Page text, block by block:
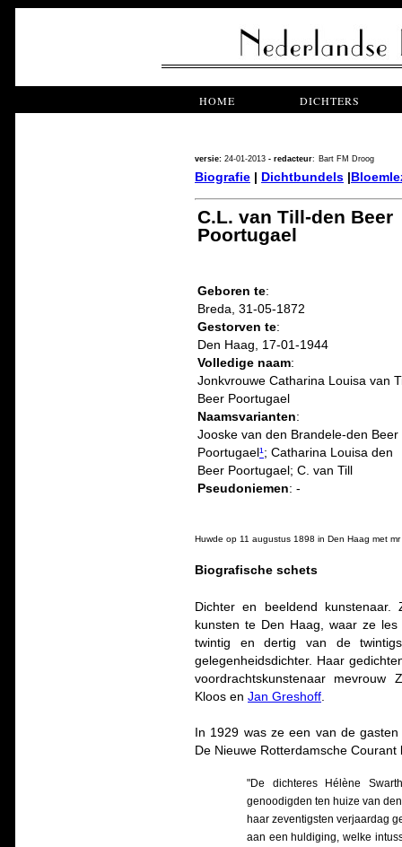
HOME DICHTERS
versie: 24-01-2013 - redacteur: Bart FM Droog
Biografie | Dichtbundels |
C.L. van Till-den Beer
Poortugael
Geboren te:
Breda, 31-05-1872
Gestorven te:
Den Haag, 17-01-1944
Volledige naam:
Jonkvrouwe Catharina Louisa van
Beer Poortugael
Naamsvarianten:
Jooske van den Brandele-den Beer
Poortugael¹; Catharina Louisa den
Beer Poortugael; C. van Till
Pseudoniemen: -
Huwde op 11 augustus 1898 in Den Haag met
Biografische schets
Dichter en beeldend kunstenaar.
kunsten te Den Haag, waar ze
twintig en dertig van de
gelegenheidsdichter. Haar
voordrachtskunstenaar mevrouw
Kloos en Jan Greshoff
In 1929 was ze een van de
De Nieuwe Rotterdamsche
"De dichteres Hélène
genoodigden ten huize van
haar zeventigsten verjaardag
aan een huldiging, welke